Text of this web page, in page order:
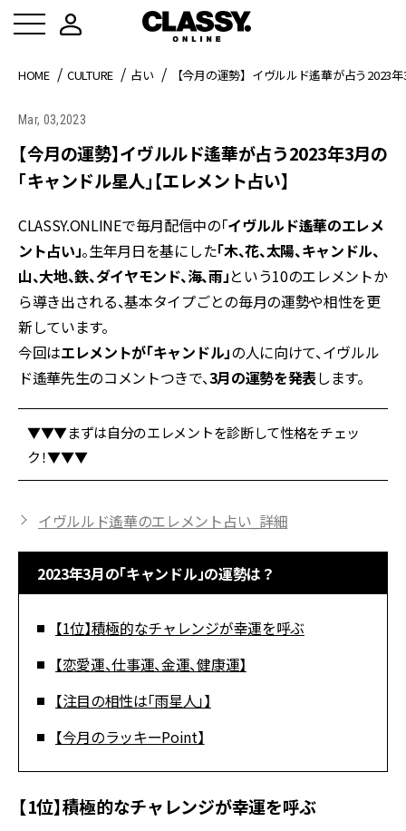
HOME CULTURE 占い 【今月の運勢】イヴルルド遙華が占う2023
Mar, 03,2023
【今月の運勢】イヴルルド遙華が占う2023年3月の
「キャンドル星人」【エレメント占い】
CLASSY.ONLINEで毎月配信中の「イヴルルド遙華のエレメ
ント占い」。生年月日を基にした「木、花、太陽、キャンドル、
山、大地、鉄、ダイヤモンド、海、雨」という10のエレメントか
ら導き出される、基本タイプごとの毎月の運勢や相性を更
新しています。
今回はエレメントが「キャンドル」の人に向けて、イヴルル
ド遙華先生のコメントつきで、3月の運勢を発表します。
▼▼▼まずは自分のエレメントを診断して性格をチェッ
ク！▼▼▼
イヴルルド遙華のエレメント占い_詳細
2023年3月の「キャンドル」の運勢は？
【1位】積極的なチャレンジが幸運を呼ぶ
【恋愛運、仕事運、金運、健康運】
【注目の相性は「雨星人」】
【今月のラッキーPoint】
【1位】積極的なチャレンジが幸運を呼ぶ